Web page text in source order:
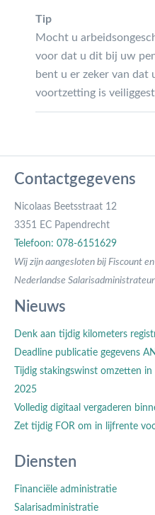
Tip
Mocht u
voor dat u dit bij uw
bent u er zeker van
voortzetting is
Contactgegevens
Nicolaas Beetsstraat 12
3351 EC Papendrecht
Telefoon: 078-6151629
Wij zijn aangesloten bij Fiscount
Nederlandse
Nieuws
Denk aan tijdig kilometers
Deadline publicatie gegevens
Tijdig stakingswinst omzetten
2025
Volledig digitaal vergaderen
Zet tijdig FOR om in lijfrente
Diensten
Financiële administratie
Salarisadministratie